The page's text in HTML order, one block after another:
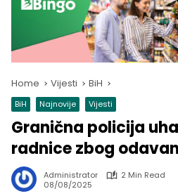
Home Vijesti BiH
BiH Najnovije Vijesti
Granična policija
radnice zbog
Administrator
2 Min Read
08/08/2025